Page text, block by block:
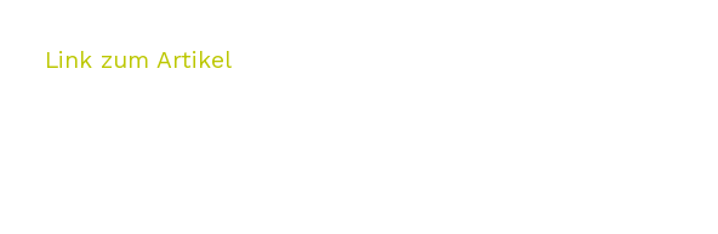
Link zum Artikel